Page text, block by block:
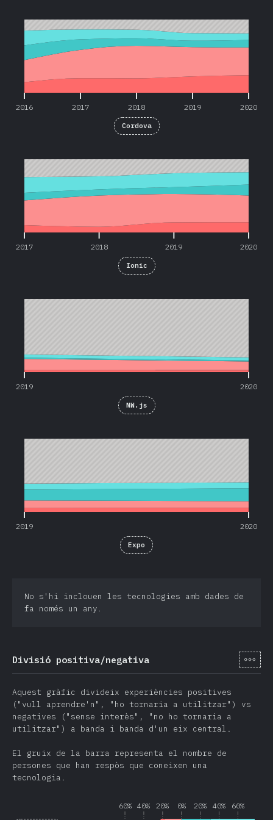
2016 2017 2018 2019 2020
Cordova
2017 2018 2019 2020
Ionic
2019 2020
NW.js
2019 2020
Expo
No s'hi inclouen les tecnologies amb dades de
fa només un any.
Divisió positiva/negativa [ca-
Aquest gràfic divideix experiències positives
("vull aprendre'n", "ho tornaria a utilitzar") vs
negatives ("sense interès", "no ho tornaria a
utilitzar") a banda i banda d'un eix central.
El gruix de la barra representa el nombre de
persones que han respòs que coneixen una
tecnologia.
60% 40% 20% 0% 20% 40% 60%